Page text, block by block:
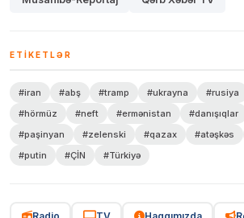
ETIKETLƏR
#iran #abş #tramp #ukrayna #rusiya
#hörmüz
#neft #ermənistan #danışıqlar
#paşinyan
#zelenski #qazax #atəşkəs
#putin
#ÇİN #Türkiyə